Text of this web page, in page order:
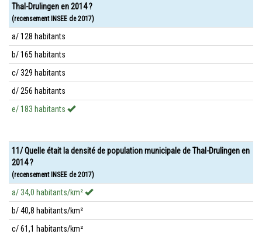
Thal-Drulingen en 2014 ?
(recensement INSEE de 2017)
a/ 128 habitants
b/ 165 habitants
c/ 329 habitants
d/ 256 habitants
e/ 183 habitants
11/ Quelle était la densité de population municipale de Thal-Drulingen en
2014 ?
(recensement INSEE de 2017)
a/ 34,0 habitants/km²
b/ 40,8 habitants/km²
c/ 61,1 habitants/km²